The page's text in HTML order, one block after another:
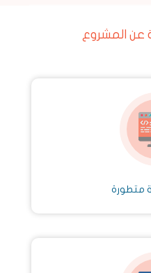
عن المشروع
متطورة